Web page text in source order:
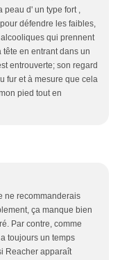
peau d' un type fort ,
défendre les faibles,
qui prennent
en entrant dans un
entrouverte; son regard
fur et à mesure que cela
pied tout en
ne recommanderais
ça manque bien
Par contre, comme
toujours un temps
Reacher apparaît